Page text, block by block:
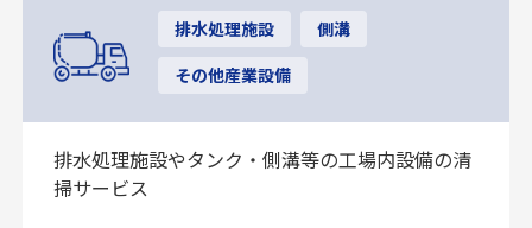
排水処理施設 側溝
その他産業設備
排水処理施設やタンク・側溝等の工場内設備の清
掃サービス